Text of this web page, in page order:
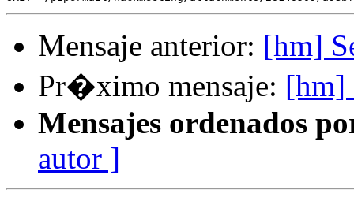
Mensaje anterior: [hm]
Pr�ximo mensaje: [hm]
Mensajes ordenados
autor ]